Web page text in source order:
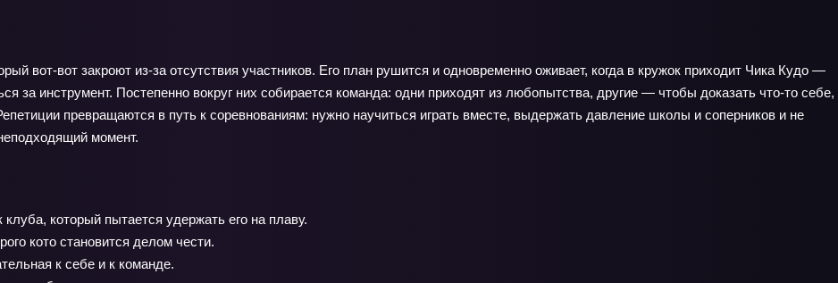
вот-вот закроют из‑за отсутствия участников. Его план рушится и одновременно оживает, когда в кружок приходит Чика Кудо —
за инструмент. Постепенно вокруг них собирается команда: одни приходят из любопытства, другие — чтобы доказать что-то себе,
превращаются в путь к соревнованиям: нужно научиться играть вместе, выдержать давление школы и соперников и не
момент.
который пытается удержать его на плаву.
кото становится делом чести.
к себе и к команде.